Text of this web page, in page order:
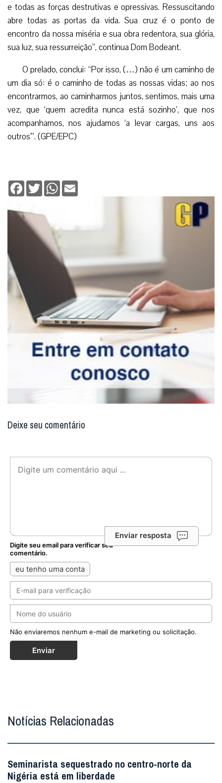
e todas as forças destrutivas e opressivas. Ressuscitando
abre todas as portas da vida. Sua cruz é o ponto de
encontro da nossa miséria e sua obra redentora, sua glória,
sua luz, sua ressurreição”, continua Dom Bodeant.
O prelado, conclui: “Por isso, (…) não é um caminho de
um dia só: é o caminho de todas as nossas vidas; ao nos
encontrarmos, ao caminharmos juntos, sentimos, mais uma
vez, que ‘quem acredita nunca está sozinho’, que nos
acompanhamos, nos ajudamos ‘a levar cargas, uns aos
outros'”. (GPE/EPC)
Facebook
TwitterWhatsApp
Deixe seu comentário
Enviar resposta
Digite seu email para verificar seu
comentário.
eu tenho uma conta
Não enviaremos nenhum e-mail de marketing ou solicitação.
Enviar
Notícias Relacionadas
Seminarista sequestrado no centro-norte da
Nigéria está em liberdade